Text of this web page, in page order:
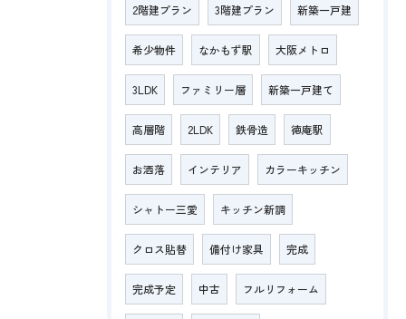
2階建プラン 3階建プラン 新築一戸建
希少物件 なかもず駅 大阪メトロ
3LDK ファミリー層 新築一戸建て
高層階 2LDK 鉄骨造 徳庵駅
お洒落 インテリア カラーキッチン
シャトー三愛 キッチン新調
クロス貼替 備付け家具 完成
完成予定 中古 フルリフォーム